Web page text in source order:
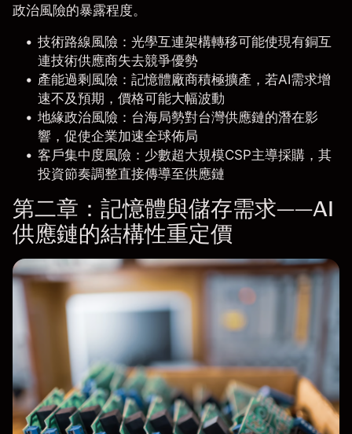
政治風險的暴露程度。
技術路線風險： 光學互連架構轉移可能使現有銅互
連技術供應商失去競爭優勢
產能過剩風險： 記憶體廠商積極擴產，若AI需求增
速不及預期，價格可能大幅波動
地緣政治風險： 台海局勢對台灣供應鏈的潛在影
響，促使企業加速全球佈局
客戶集中度風險： 少數超大規模CSP主導採購，其
投資節奏調整直接傳導至供應鏈
第二章：記憶體與儲存需求——AI
供應鏈的結構性重定價